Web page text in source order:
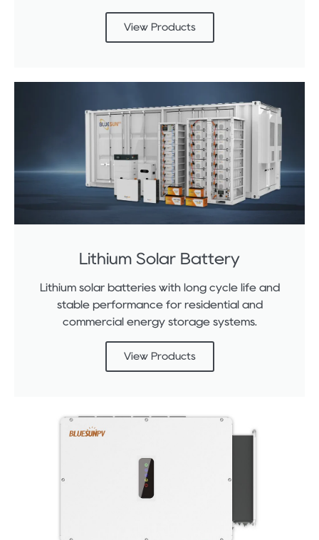
View Products
Lithium Solar Battery
Lithium solar batteries with long cycle life and
stable performance for residential and
commercial energy storage systems.
View Products